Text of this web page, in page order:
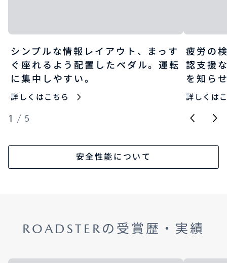
シンプルな情報レイアウト、まっす
ぐ座れるよう配置したペダル。運転
に集中しやすい。
詳しくはこちら
疲労の
認支援
を知ら
詳しくは
1 / 5
安全性能について
ROADSTERの受賞歴・実績